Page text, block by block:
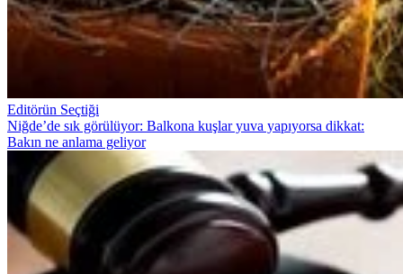
Editörün Seçtiği
Niğde’de sık görülüyor: Balkona kuşlar yuva yapıyorsa dikkat:
Bakın ne anlama geliyor